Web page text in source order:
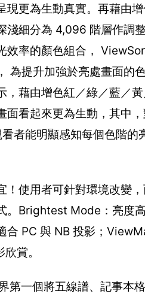
更為生動真實。再藉由
細分為 4,096 階層作調
率的顏色組合，
為提升加強於亮處畫面的
藉由增色紅／綠／藍／
看起來更為生動，其中
者能明顯感知每個色階的
使用者可針對環境改變
。Brightest Mode：亮度
PC 與 NB 投影；
賞。
一個將五線譜、記事本